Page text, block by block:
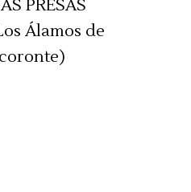
PRESAS
Álamos de